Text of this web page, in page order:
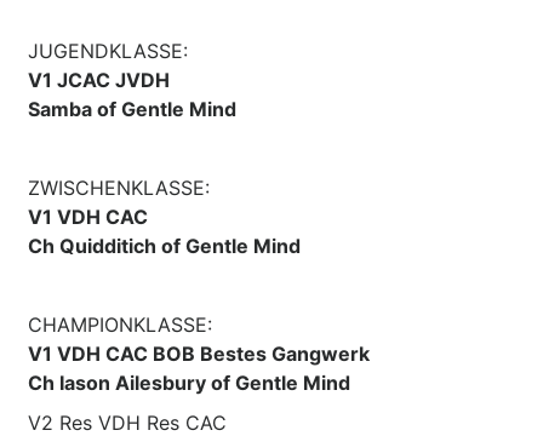
JUGENDKLASSE:
V1 JCAC JVDH
Samba of Gentle Mind
ZWISCHENKLASSE:
V1 VDH CAC
Ch Quidditich of Gentle Mind
CHAMPIONKLASSE:
V1 VDH CAC BOB Bestes Gangwerk
Ch Iason Ailesbury of Gentle Mind
V2 Res VDH Res CAC